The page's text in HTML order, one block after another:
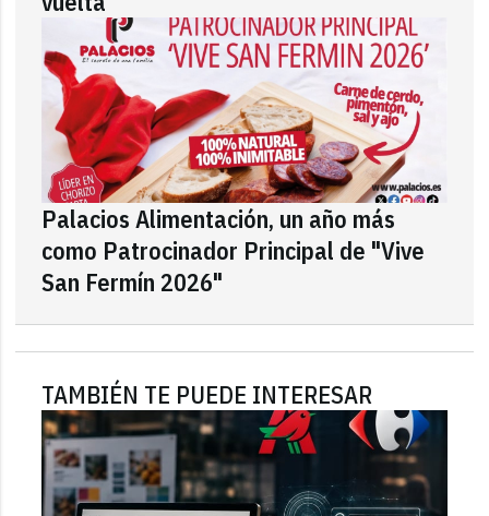
Palacios Alimentación, un año más
como Patrocinador Principal de "Vive
San Fermín 2026"
TAMBIÉN TE PUEDE INTERESAR